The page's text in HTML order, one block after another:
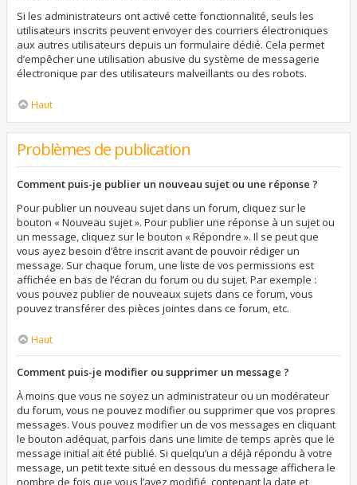
Si les administrateurs ont activé cette fonctionnalité, seuls les
utilisateurs inscrits peuvent envoyer des courriers électroniques
aux autres utilisateurs depuis un formulaire dédié. Cela permet
d’empêcher une utilisation abusive du système de messagerie
électronique par des utilisateurs malveillants ou des robots.
Haut
Problèmes de publication
Comment puis-je publier un nouveau sujet ou une réponse ?
Pour publier un nouveau sujet dans un forum, cliquez sur le
bouton « Nouveau sujet ». Pour publier une réponse à un sujet ou
un message, cliquez sur le bouton « Répondre ». Il se peut que
vous ayez besoin d’être inscrit avant de pouvoir rédiger un
message. Sur chaque forum, une liste de vos permissions est
affichée en bas de l’écran du forum ou du sujet. Par exemple :
vous pouvez publier de nouveaux sujets dans ce forum, vous
pouvez transférer des pièces jointes dans ce forum, etc.
Haut
Comment puis-je modifier ou supprimer un message ?
À moins que vous ne soyez un administrateur ou un modérateur
du forum, vous ne pouvez modifier ou supprimer que vos propres
messages. Vous pouvez modifier un de vos messages en cliquant
le bouton adéquat, parfois dans une limite de temps après que le
message initial ait été publié. Si quelqu’un a déjà répondu à votre
message, un petit texte situé en dessous du message affichera le
nombre de fois que vous l’avez modifié, contenant la date et